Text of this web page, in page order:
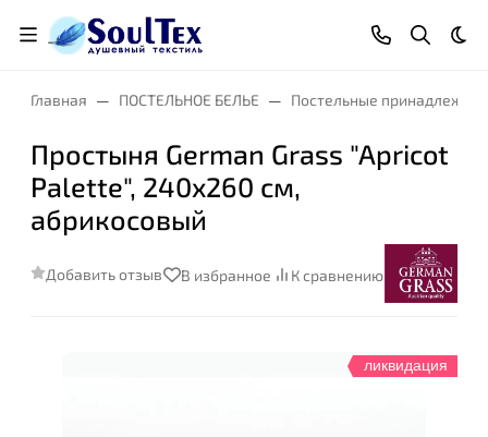
Главная ПОСТЕЛЬНОЕ БЕЛЬЕ Постельные
Простыня German Grass "Apricot
Palette", 240x260 см,
абрикосовый
Добавить отзыв В избранное К сравнению
ликвидация